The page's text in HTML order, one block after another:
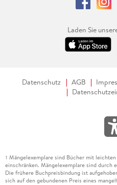
Laden Sie
Datenschutz AGB
1 Mängelexemplare sind Bücher mit
einschränken. Mängelexemplare sind durch
Die frühere Buchpreisbindung ist
sich auf den gebundenen Preis eines